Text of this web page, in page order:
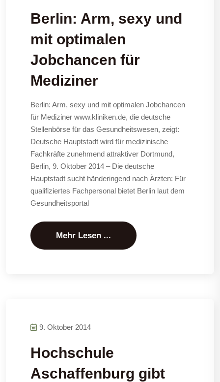
Berlin: Arm, sexy und
mit optimalen
Jobchancen für
Mediziner
Berlin: Arm, sexy und mit optimalen Jobchancen
für Mediziner www.kliniken.de, die deutsche
Stellenbörse für das Gesundheitswesen, zeigt:
Deutsche Hauptstadt wird für medizinische
Fachkräfte zunehmend attraktiver Dortmund,
Berlin, 9. Oktober 2014 – Die deutsche
Hauptstadt sucht händeringend nach Ärzten: Für
qualifiziertes Fachpersonal bietet Berlin laut dem
Gesundheitsportal
Mehr Lesen ...
9. Oktober 2014
Hochschule
Aschaffenburg gibt